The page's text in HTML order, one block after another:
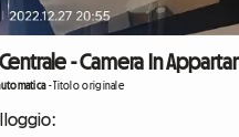
- Camera In
-Titolo originale